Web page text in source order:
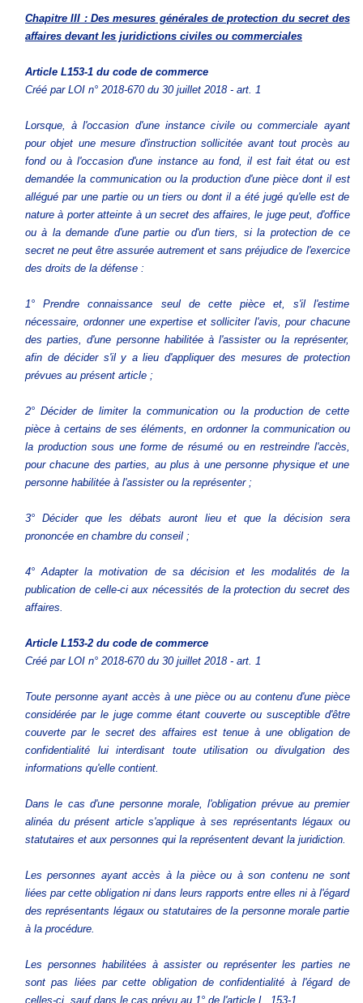
Chapitre III : Des mesures générales de protection du secret des
affaires devant les juridictions civiles ou commerciales
Article L153-1 du code de commerce
Créé par LOI n° 2018-670 du 30 juillet 2018 - art. 1
Lorsque, à l'occasion d'une instance civile ou commerciale ayant
pour objet une mesure d'instruction sollicitée avant tout procès au
fond ou à l'occasion d'une instance au fond, il est fait état ou est
demandée la communication ou la production d'une pièce dont il est
allégué par une partie ou un tiers ou dont il a été jugé qu'elle est de
nature à porter atteinte à un secret des affaires, le juge peut, d'office
ou à la demande d'une partie ou d'un tiers, si la protection de ce
secret ne peut être assurée autrement et sans préjudice de l'exercice
des droits de la défense :
1° Prendre connaissance seul de cette pièce et, s'il l'estime
nécessaire, ordonner une expertise et solliciter l'avis, pour chacune
des parties, d'une personne habilitée à l'assister ou la représenter,
afin de décider s'il y a lieu d'appliquer des mesures de protection
prévues au présent article ;
2° Décider de limiter la communication ou la production de cette
pièce à certains de ses éléments, en ordonner la communication ou
la production sous une forme de résumé ou en restreindre l'accès,
pour chacune des parties, au plus à une personne physique et une
personne habilitée à l'assister ou la représenter ;
3° Décider que les débats auront lieu et que la décision sera
prononcée en chambre du conseil ;
4° Adapter la motivation de sa décision et les modalités de la
publication de celle-ci aux nécessités de la protection du secret des
affaires.
Article L153-2 du code de commerce
Créé par LOI n° 2018-670 du 30 juillet 2018 - art. 1
Toute personne ayant accès à une pièce ou au contenu d'une pièce
considérée par le juge comme étant couverte ou susceptible d'être
couverte par le secret des affaires est tenue à une obligation de
confidentialité lui interdisant toute utilisation ou divulgation des
informations qu'elle contient.
Dans le cas d'une personne morale, l'obligation prévue au premier
alinéa du présent article s'applique à ses représentants légaux ou
statutaires et aux personnes qui la représentent devant la juridiction.
Les personnes ayant accès à la pièce ou à son contenu ne sont
liées par cette obligation ni dans leurs rapports entre elles ni à l'égard
des représentants légaux ou statutaires de la personne morale partie
à la procédure.
Les personnes habilitées à assister ou représenter les parties ne
sont pas liées par cette obligation de confidentialité à l'égard de
celles-ci, sauf dans le cas prévu au 1° de l'article L. 153-1.